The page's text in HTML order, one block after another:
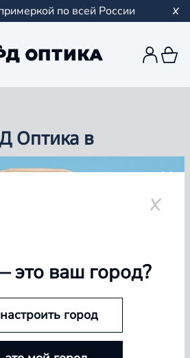
по всей России
Оптика в
Татарстан, Самаре,
— БОЛЬШЕ СКИДКА
ваш город?
нет, настроить город